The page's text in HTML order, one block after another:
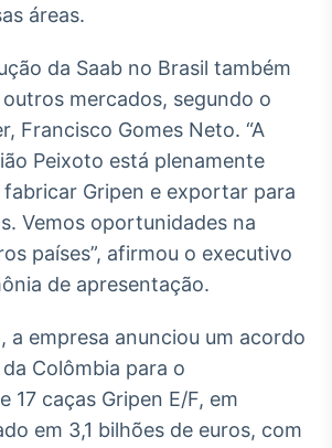
Crédito
Em breve
áreas.
da Saab no Brasil também
mercados, segundo o
Francisco Gomes Neto. “A
Peixoto está plenamente
Gripen e exportar para
Vemos oportunidades na
países”, afirmou o executivo
de apresentação.
a empresa anunciou um acordo
Colômbia para o
17 caças Gripen E/F, em
em 3,1 bilhões de euros, com